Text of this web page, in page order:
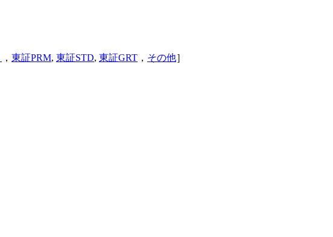
， 東証PRM, 東証STD, 東証GRT ， その他］